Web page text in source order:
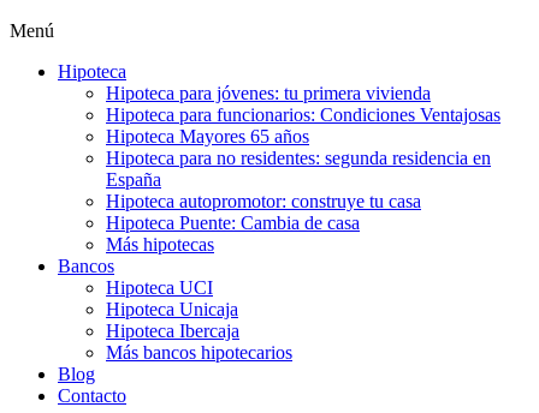
Menú
Hipoteca
Hipoteca para jóvenes: tu primera vivienda
Hipoteca para funcionarios: Condiciones Ventajosas
Hipoteca Mayores 65 años
Hipoteca para no residentes: segunda residencia en
España
Hipoteca autopromotor: construye tu casa
Hipoteca Puente: Cambia de casa
Más hipotecas
Bancos
Hipoteca UCI
Hipoteca Unicaja
Hipoteca Ibercaja
Más bancos hipotecarios
Blog
Contacto